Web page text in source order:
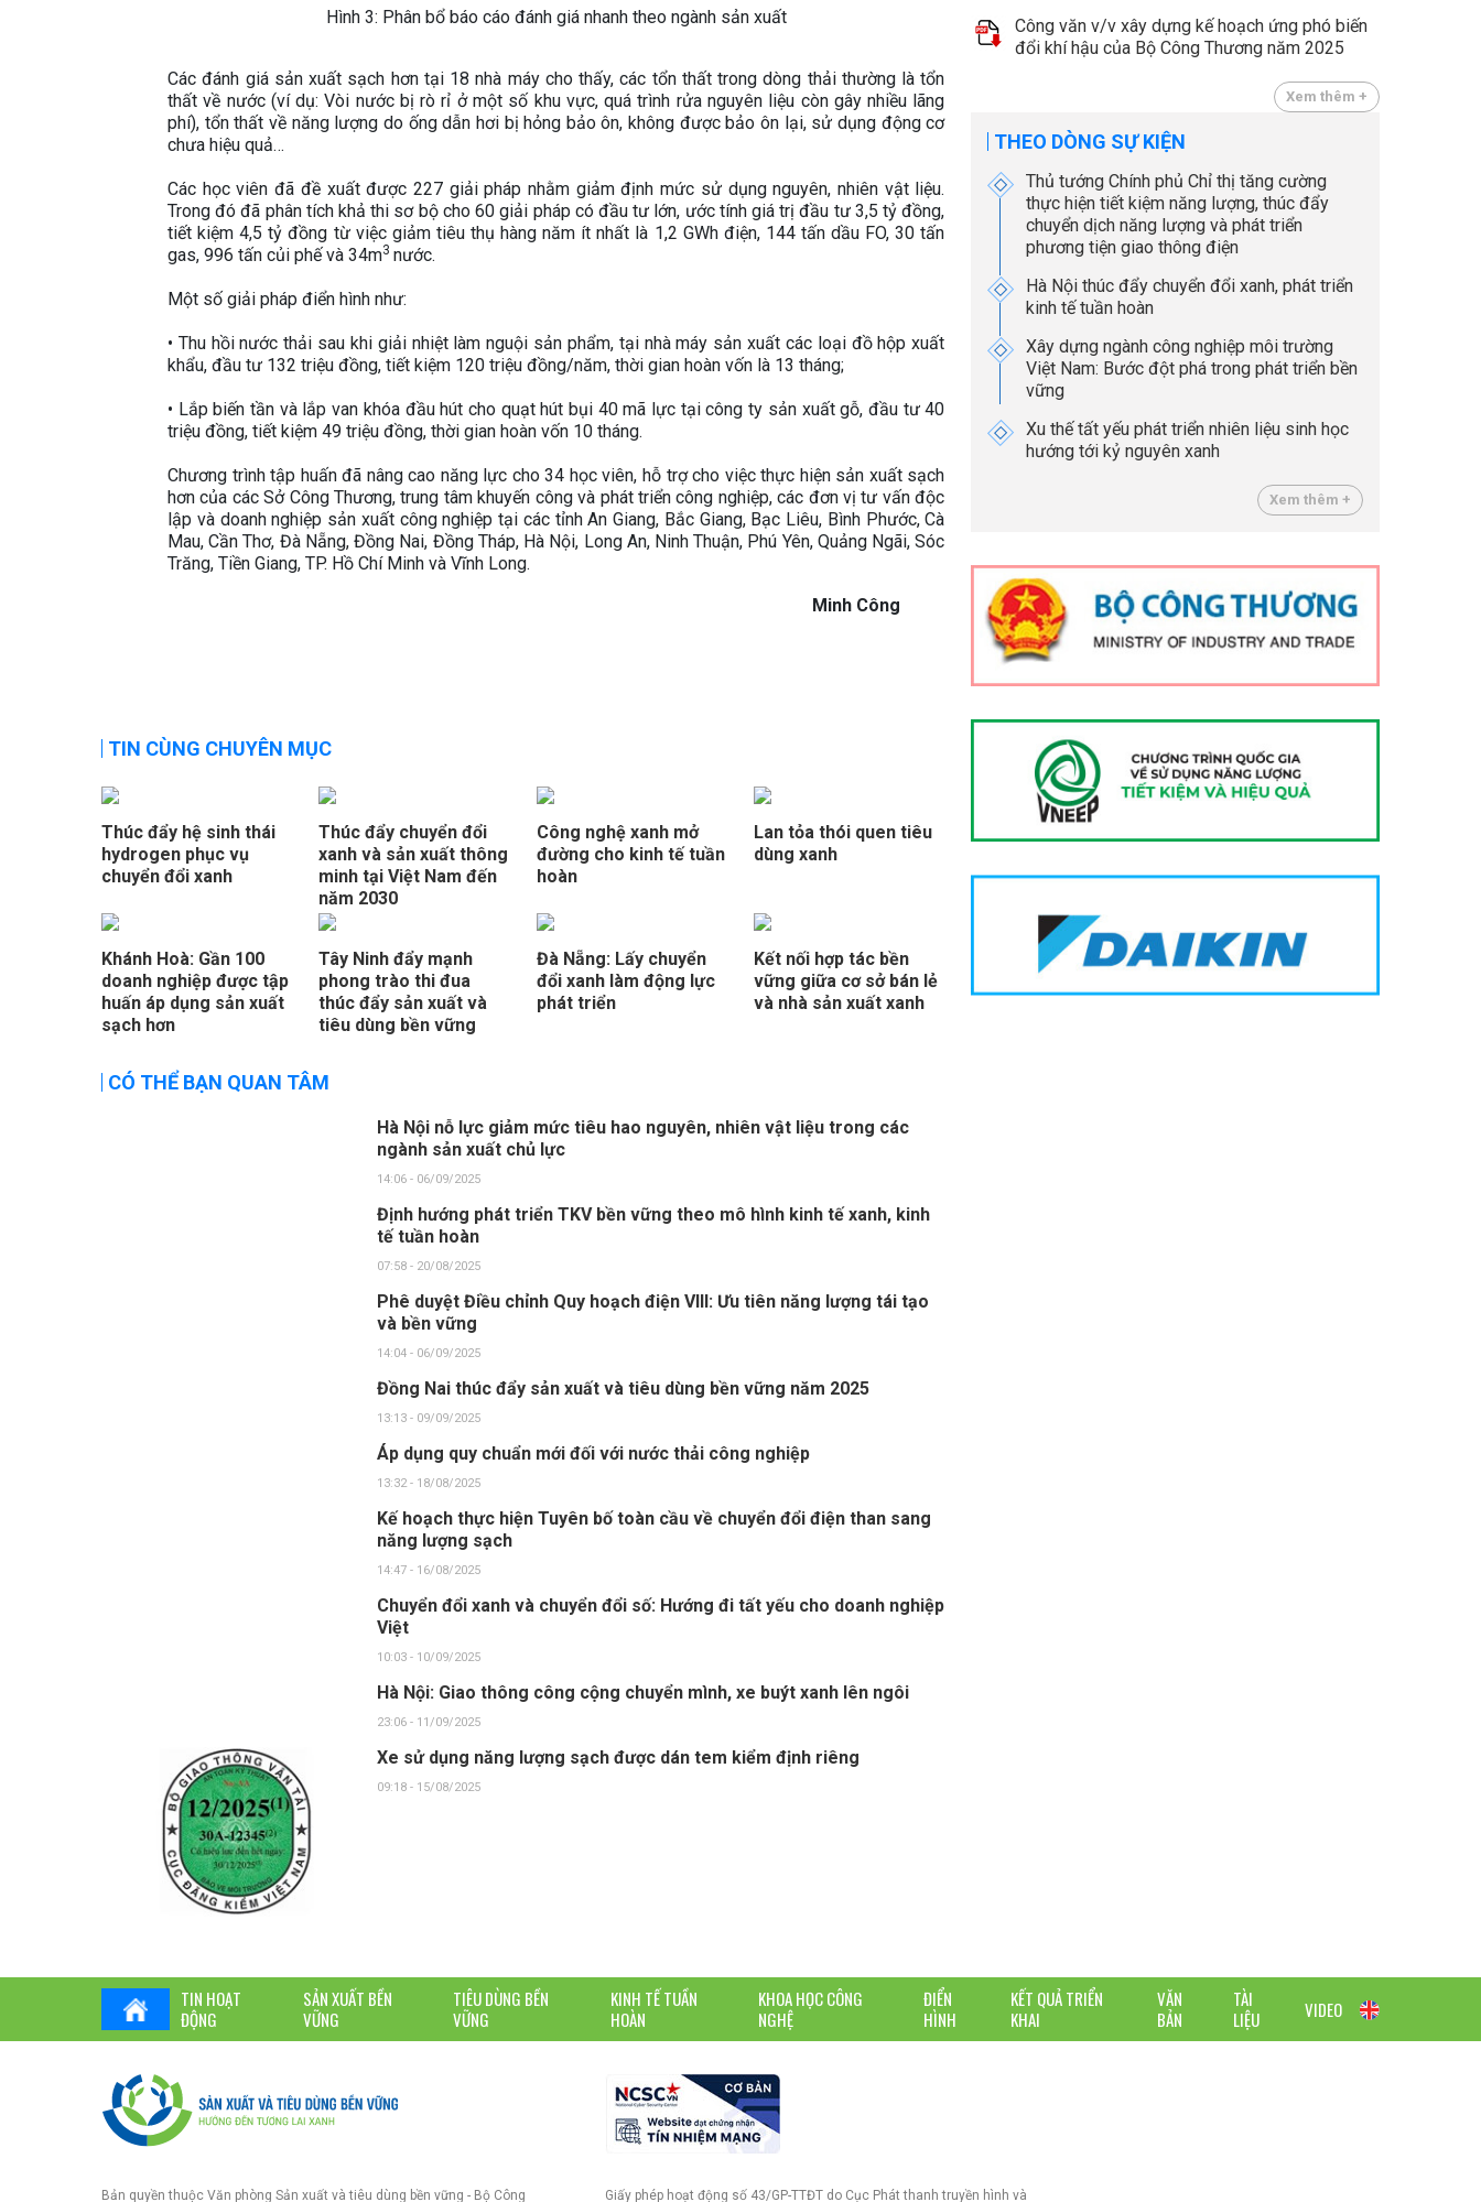
Hình 3: Phân bổ báo cáo đánh giá nhanh theo ngành sản xuất
Các đánh giá sản xuất sạch hơn tại 18 nhà máy cho thấy, các tổn thất trong dòng thải thường là tổn
thất về nước (ví dụ: Vòi nước bị rò rỉ ở một số khu vực, quá trình rửa nguyên liệu còn gây nhiều lãng
phí), tổn thất về năng lượng do ống dẫn hơi bị hỏng bảo ôn, không được bảo ôn lại, sử dụng động cơ
chưa hiệu quả…
Các học viên đã đề xuất được 227 giải pháp nhằm giảm định mức sử dụng nguyên, nhiên vật liệu.
Trong đó đã phân tích khả thi sơ bộ cho 60 giải pháp có đầu tư lớn, ước tính giá trị đầu tư 3,5 tỷ đồng,
tiết kiệm 4,5 tỷ đồng từ việc giảm tiêu thụ hàng năm ít nhất là 1,2 GWh điện, 144 tấn dầu FO, 30 tấn
gas, 996 tấn củi phế và 34m3 nước.
Một số giải pháp điển hình như:
• Thu hồi nước thải sau khi giải nhiệt làm nguội sản phẩm, tại nhà máy sản xuất các loại đồ hộp xuất
khẩu, đầu tư 132 triệu đồng, tiết kiệm 120 triệu đồng/năm, thời gian hoàn vốn là 13 tháng;
• Lắp biến tần và lắp van khóa đầu hút cho quạt hút bụi 40 mã lực tại công ty sản xuất gỗ, đầu tư 40
triệu đồng, tiết kiệm 49 triệu đồng, thời gian hoàn vốn 10 tháng.
Chương trình tập huấn đã nâng cao năng lực cho 34 học viên, hỗ trợ cho việc thực hiện sản xuất sạch
hơn của các Sở Công Thương, trung tâm khuyến công và phát triển công nghiệp, các đơn vị tư vấn độc
lập và doanh nghiệp sản xuất công nghiệp tại các tỉnh An Giang, Bắc Giang, Bạc Liêu, Bình Phước, Cà
Mau, Cần Thơ, Đà Nẵng, Đồng Nai, Đồng Tháp, Hà Nội, Long An, Ninh Thuận, Phú Yên, Quảng Ngãi, Sóc
Trăng, Tiền Giang, TP. Hồ Chí Minh và Vĩnh Long.
Minh Công
TIN CÙNG CHUYÊN MỤC
Thúc đẩy hệ sinh thái
hydrogen phục vụ
chuyển đổi xanh
Thúc đẩy chuyển đổi
xanh và sản xuất thông
minh tại Việt Nam đến
năm 2030
Công nghệ xanh mở
đường cho kinh tế tuần
hoàn
Lan tỏa thói quen tiêu
dùng xanh
Khánh Hoà: Gần 100
doanh nghiệp được tập
huấn áp dụng sản xuất
sạch hơn
Tây Ninh đẩy mạnh
phong trào thi đua
thúc đẩy sản xuất và
tiêu dùng bền vững
Đà Nẵng: Lấy chuyển
đổi xanh làm động lực
phát triển
Kết nối hợp tác bền
vững giữa cơ sở bán lẻ
và nhà sản xuất xanh
CÓ THỂ BẠN QUAN TÂM
Hà Nội nỗ lực giảm mức tiêu hao nguyên, nhiên vật liệu trong các
ngành sản xuất chủ lực
14:06 - 06/09/2025
Định hướng phát triển TKV bền vững theo mô hình kinh tế xanh, kinh
tế tuần hoàn
07:58 - 20/08/2025
Phê duyệt Điều chỉnh Quy hoạch điện VIII: Ưu tiên năng lượng tái tạo
và bền vững
14:04 - 06/09/2025
Đồng Nai thúc đẩy sản xuất và tiêu dùng bền vững năm 2025
13:13 - 09/09/2025
Áp dụng quy chuẩn mới đối với nước thải công nghiệp
13:32 - 18/08/2025
Kế hoạch thực hiện Tuyên bố toàn cầu về chuyển đổi điện than sang
năng lượng sạch
14:47 - 16/08/2025
Chuyển đổi xanh và chuyển đổi số: Hướng đi tất yếu cho doanh nghiệp
Việt
10:03 - 10/09/2025
Hà Nội: Giao thông công cộng chuyển mình, xe buýt xanh lên ngôi
23:06 - 11/09/2025
Xe sử dụng năng lượng sạch được dán tem kiểm định riêng
09:18 - 15/08/2025
Công văn v/v xây dựng kế hoạch ứng phó biến
đổi khí hậu của Bộ Công Thương năm 2025
Xem thêm +
THEO DÒNG SỰ KIỆN
Thủ tướng Chính phủ Chỉ thị tăng cường
thực hiện tiết kiệm năng lượng, thúc đẩy
chuyển dịch năng lượng và phát triển
phương tiện giao thông điện
Hà Nội thúc đẩy chuyển đổi xanh, phát triển
kinh tế tuần hoàn
Xây dựng ngành công nghiệp môi trường
Việt Nam: Bước đột phá trong phát triển bền
vững
Xu thế tất yếu phát triển nhiên liệu sinh học
hướng tới kỷ nguyên xanh
Xem thêm +
TIN HOẠT
ĐỘNG
SẢN XUẤT BỀN
VỮNG
TIÊU DÙNG BỀN
VỮNG
KINH TẾ TUẦN
HOÀN
KHOA HỌC CÔNG
NGHỆ
ĐIỂN
HÌNH
KẾT QUẢ TRIỂN
KHAI
VĂN
BẢN
TÀI
LIỆU
VIDEO
Bản quyền thuộc Văn phòng Sản xuất và tiêu dùng bền vững - Bộ Công Giấy phép hoạt động số 43/GP-TTĐT do Cục Phát thanh truyền hình và